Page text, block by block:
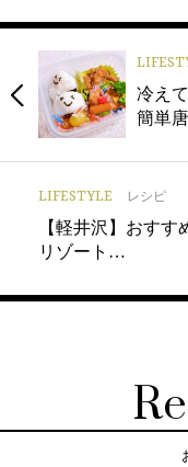
冷え
簡単
LIFESTYLE レシピ
【軽井沢】おす
リゾート…